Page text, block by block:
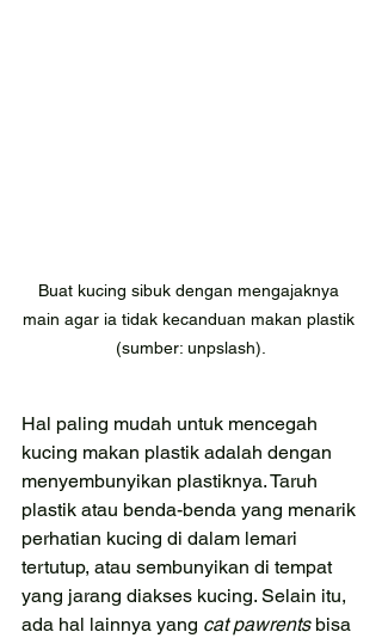
Buat kucing sibuk dengan mengajaknya
main agar ia tidak kecanduan makan plastik
(sumber: unpslash).
Hal paling mudah untuk mencegah
kucing makan plastik adalah dengan
menyembunyikan plastiknya. Taruh
plastik atau benda-benda yang menarik
perhatian kucing di dalam lemari
tertutup, atau sembunyikan di tempat
yang jarang diakses kucing. Selain itu,
ada hal lainnya yang cat pawrents bisa